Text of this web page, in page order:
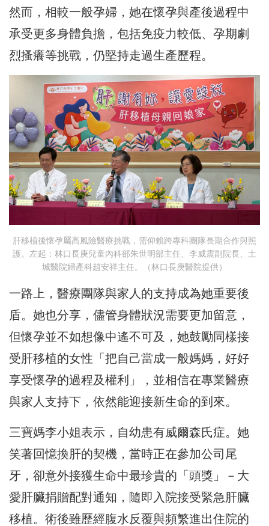
然而，相較一般孕婦，她在懷孕與產後過程中
承受更多身體負擔，包括免疫力較低、孕期劇
烈搔癢等挑戰，仍堅持走過生產歷程。
肝移植後懷孕屬高風險醫療挑戰，需仰賴跨專科團隊長期合作與照
護。左起：林口長庚兒童內科部朱世明部主任、李威震副院長、土
城醫院婦產科趙安祥主任。（林口長庚醫院提供）
一路上，醫療團隊與家人的支持成為她重要後
盾。她也分享，儘管身體狀況需要更加留意，
但懷孕並不如想像中遙不可及，她鼓勵同樣接
受肝移植的女性「把自己當成一般媽媽，好好
享受懷孕的過程及權利」，並相信在專業醫療
與家人支持下，依然能迎接新生命的到來。
三寶媽李小姐表示，自幼患有威爾森氏症。她
笑著回憶換肝的契機，當時正在參加公司尾
牙，卻意外接獲生命中最珍貴的「頭獎」－大
愛肝臟捐贈配對通知，隨即入院接受緊急肝臟
移植。術後雖歷經腹水反覆與頻繁進出住院的